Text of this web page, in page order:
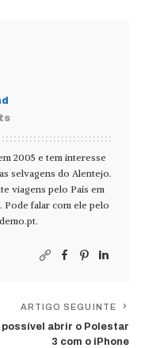
2005 e tem interesse
selvagens do Alentejo.
viagens pelo País em
Pode falar com ele pelo
.
ARTIGO SEGUINTE
possível abrir o Polestar
3 com o iPhone